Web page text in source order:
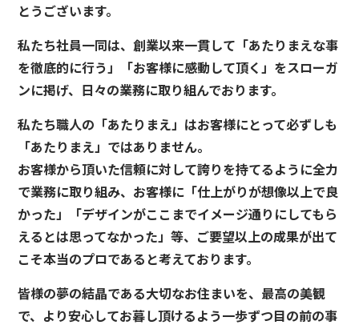
とうございます。
私たち社員一同は、創業以来一貫して「あたりまえな事
を徹底的に行う」「お客様に感動して頂く」をスローガ
ンに掲げ、日々の業務に取り組んでおります。
私たち職人の「あたりまえ」はお客様にとって必ずしも
「あたりまえ」ではありません。
お客様から頂いた信頼に対して誇りを持てるように全力
で業務に取り組み、お客様に「仕上がりが想像以上で良
かった」「デザインがここまでイメージ通りにしてもら
えるとは思ってなかった」等、ご要望以上の成果が出て
こそ本当のプロであると考えております。
皆様の夢の結晶である大切なお住まいを、最高の美観
で、より安心してお暮し頂けるよう一歩ずつ目の前の事